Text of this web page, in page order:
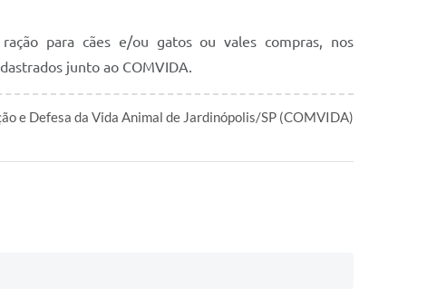
para cães e/ou gatos ou vales compras, nos
junto ao COMVIDA.
e Defesa da Vida Animal de Jardinópolis/SP (COMVIDA)